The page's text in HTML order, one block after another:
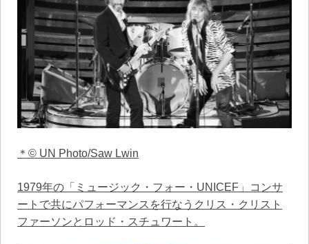
＊© UN Photo/Saw Lwin
1979年の「ミュージック・フォー・UNICEF」コンサ
ートで共にパフォーマンスを行なうクリス・クリスト
ファーソンとロッド・スチュワート。